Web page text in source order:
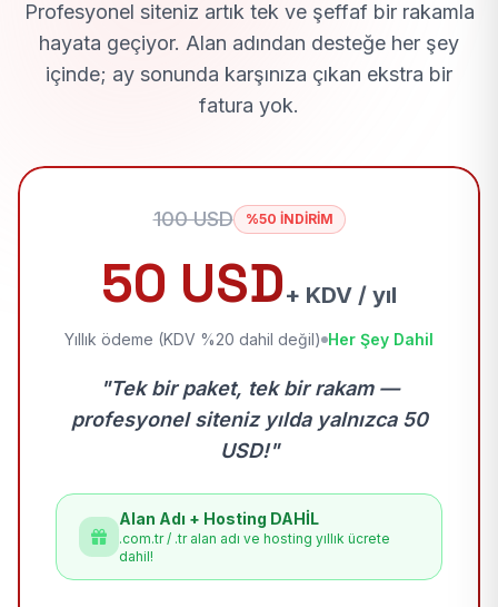
Profesyonel siteniz artık tek ve şeffaf bir rakamla
hayata geçiyor. Alan adından desteğe her şey
içinde; ay sonunda karşınıza çıkan ekstra bir
fatura yok.
100 USD %50 İNDİRİM
50 USD+ KDV / yıl
Yıllık ödeme (KDV %20 dahil değil) Her Şey Dahil
"Tek bir paket, tek bir rakam —
profesyonel siteniz yılda yalnızca 50
USD!"
Alan Adı + Hosting DAHİL
.com.tr / .tr alan adı ve hosting yıllık ücrete
dahil!